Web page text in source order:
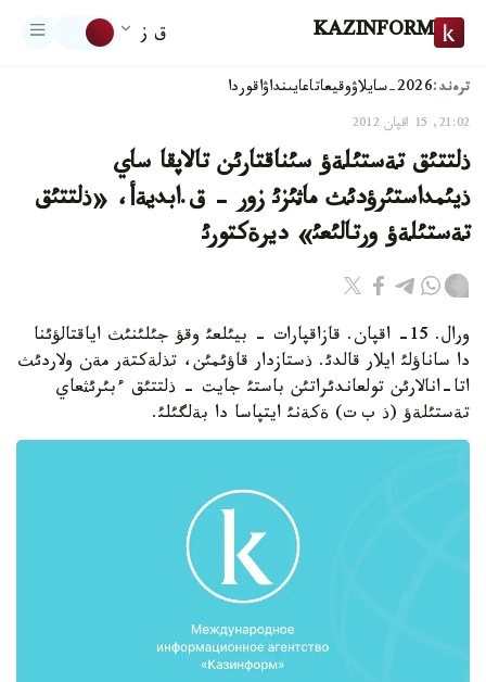
KAZINFORM ق ز
ترەند:2026-سايلاۋ وقيعاتاعايىنداۋاقوردا
21:02, 15 اقپان 2012
ذلتتئق تةستئلةؤ سئناقتارئن تالاپقا ساي
ذيئمداستئرؤدئث ماثئزئ زور - ق.ابديةأ، «ذلتتئق
تةستئلةؤ ورتالئعئ» ديرةكتورئ
ورال. 15- اقپان. قازاقپارات - بيئلعئ وقؤ جئلئنئث اياقتالؤئنا
دا ساناؤلئ ايلار قالدئ. ذستازدار قاؤئمئن، تذلةكتةر مةن ولاردئث
اتا-انالارئن تولعاندئراتئن باستئ جايت - ذلتتئق ءبئرئثعاي
تةستئلةؤ (ذ ب ت) ةكةنئ ايتپاسا دا بةلگئلئ.